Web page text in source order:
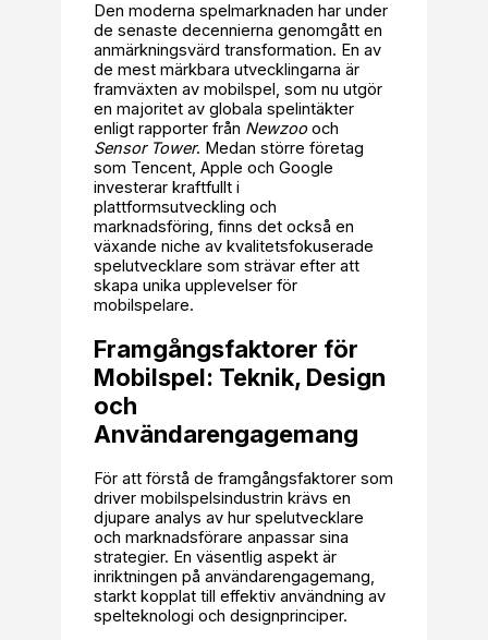
Den moderna spelmarknaden har under
de senaste decennierna genomgått en
anmärkningsvärd transformation. En av
de mest märkbara utvecklingarna är
framväxten av mobilspel, som nu utgör
en majoritet av globala spelintäkter
enligt rapporter från Newzoooch
Sensor Tower. Medan större företag
som Tencent, Apple och Google
investerar kraftfullt i
plattformsutveckling och
marknadsföring, finns det också en
växande niche av kvalitetsfokuserade
spelutvecklare som strävar efter att
skapa unika upplevelser för
mobilspelare.
Framgångsfaktorer för
Mobilspel: Teknik, Design
och
Användarengagemang
För att förstå de framgångsfaktorer som
driver mobilspelsindustrin krävs en
djupare analys av hur spelutvecklare
och marknadsförare anpassar sina
strategier. En väsentlig aspekt är
inriktningen på användarengagemang,
starkt kopplat till effektiv användning av
spelteknologi och designprinciper.